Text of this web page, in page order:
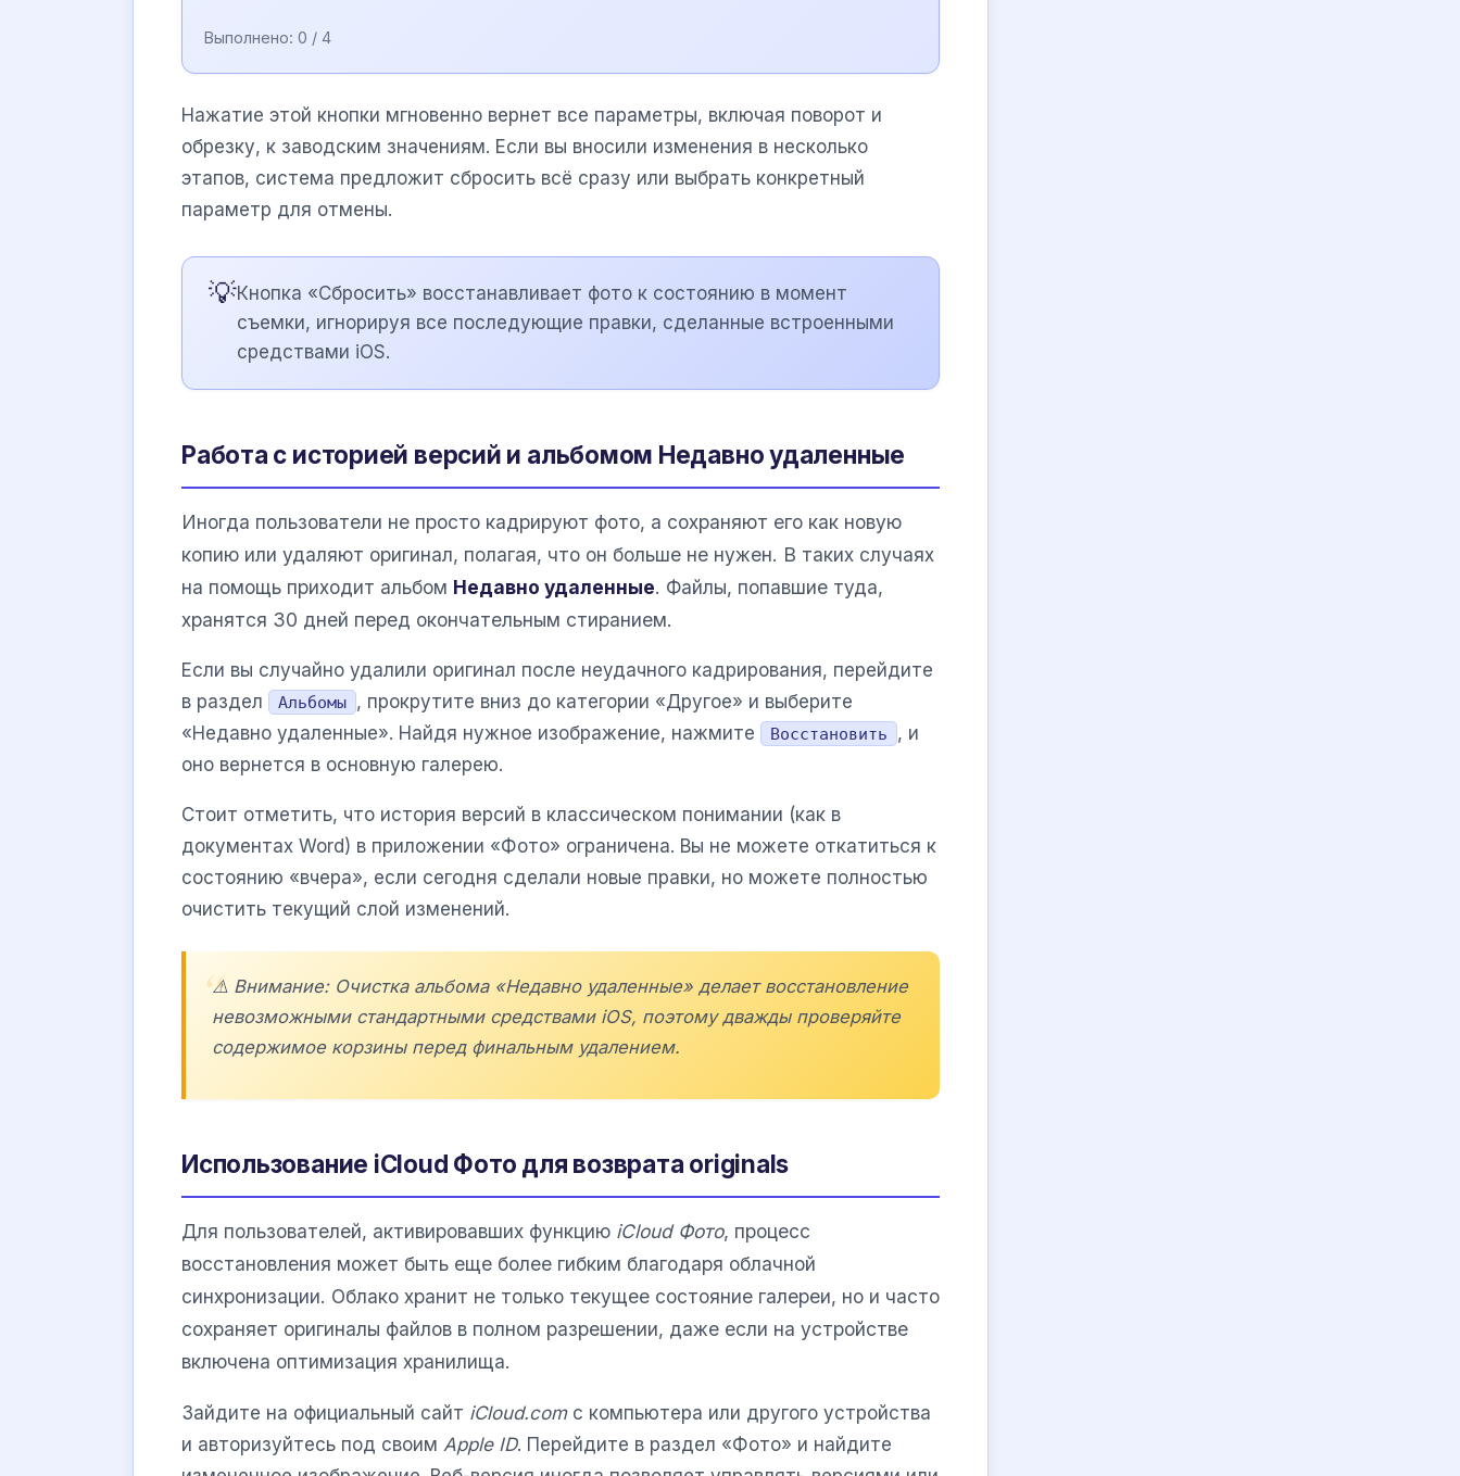
Выполнено: 0 / 4
Нажатие этой кнопки мгновенно вернет все параметры, включая поворот и
обрезку, к заводским значениям. Если вы вносили изменения в несколько
этапов, система предложит сбросить всё сразу или выбрать конкретный
параметр для отмены.
💡Кнопка «Сбросить» восстанавливает фото к состоянию в момент
съемки, игнорируя все последующие правки, сделанные встроенными
средствами iOS.
Работа с историей версий и альбомом Недавно удаленные
Иногда пользователи не просто кадрируют фото, а сохраняют его как новую
копию или удаляют оригинал, полагая, что он больше не нужен. В таких случаях
на помощь приходит альбом Недавно удаленные. Файлы, попавшие туда,
хранятся 30 дней перед окончательным стиранием.
Если вы случайно удалили оригинал после неудачного кадрирования, перейдите
в раздел
Альбомы , прокрутите вниз до категории «Другое» и выберите
«Недавно удаленные». Найдя нужное изображение, нажмите
Восстановить
, и
оно вернется в основную галерею.
Стоит отметить, что история версий в классическом понимании (как в
документах Word) в приложении «Фото» ограничена. Вы не можете откатиться к
состоянию «вчера», если сегодня сделали новые правки, но можете полностью
очистить текущий слой изменений.
⚠️ Внимание: Очистка альбома «Недавно удаленные» делает восстановление
невозможными стандартными средствами iOS, поэтому дважды проверяйте
содержимое корзины перед финальным удалением.
Использование iCloud Фото для возврата originals
Для пользователей, активировавших функцию iCloud Фото, процесс
восстановления может быть еще более гибким благодаря облачной
синхронизации. Облако хранит не только текущее состояние галереи, но и часто
сохраняет оригиналы файлов в полном разрешении, даже если на устройстве
включена оптимизация хранилища.
Зайдите на официальный сайт iCloud.comс компьютера или другого устройства
и авторизуйтесь под своим Apple ID. Перейдите в раздел «Фото» и найдите